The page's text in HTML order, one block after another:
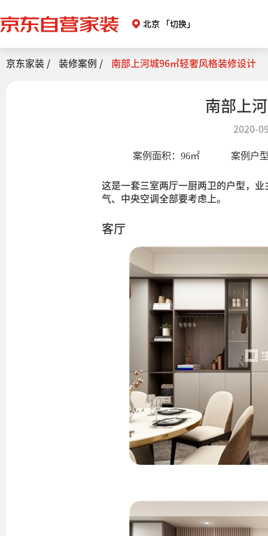
北京 「切换」
京东家装 / 装修案例 / 南部上河城96㎡轻奢风格装修设计
南部上
2020-
案例面积： 96㎡ 案例户
这是一套三室两厅一厨两卫的户型，
气、中央空调全部要考虑上。
客厅